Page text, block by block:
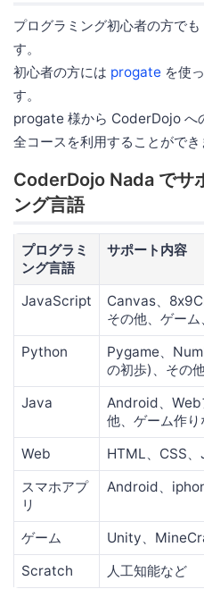
プログラミング初心者の方で
す。
初心者の方には progate を使
す。
progate 様から CoderDojo へ
全コースを利用することができ
CoderDojo Nada でサ
ング言語
プログラミ
ング言語
サポート内容
JavaScript
Canvas、
その他、ゲー
Python
Pygame、
の初歩)、その
Java
Android、Web
他、ゲーム作り
Web
HTML、CSS
スマホアプ
リ
Android、
ゲーム
Unity、
Scratch
人工知能など